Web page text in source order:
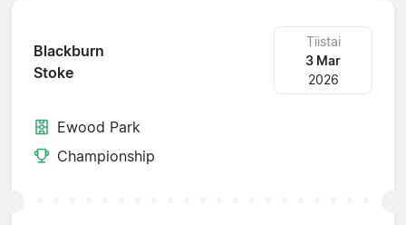
Blackburn
Stoke
Tiistai
3 Mar
2026
Ewood Park
Championship